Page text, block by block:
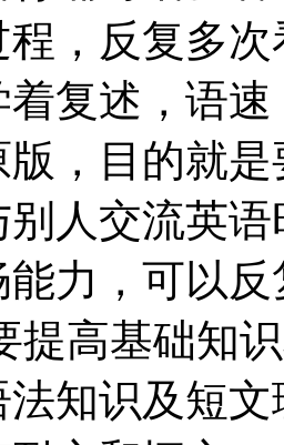
，反复多
复述，语
，目的就
别人交流英
力，可以
提高基础知
知识及短